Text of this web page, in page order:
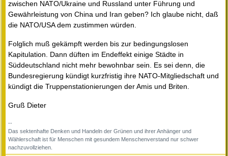
zwischen NATO/Ukraine und Russland unter Führung und
Gewährleistung von China und Iran geben? Ich glaube nicht, daß
die NATO/USA dem zustimmen würden.
Folglich muß gekämpft werden bis zur bedingungslosen
Kapitulation. Dann düften im Endeffekt einige Städte in
Süddeutschland nicht mehr bewohnbar sein. Es sei denn, die
Bundesregierung kündigt kurzfristig ihre NATO-Mitgliedschaft und
kündigt die Truppenstationierungen der Amis und Briten.
Gruß Dieter
--
Das sektenhafte Denken und Handeln der Grünen und ihrer Anhänger und
Wählerschaft ist für Menschen mit gesundem Menschenverstand nur schwer
nachzuvollziehen.